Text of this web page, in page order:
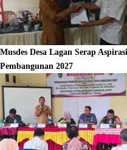
Musdes Desa Lagan Serap
Pembangunan 2027